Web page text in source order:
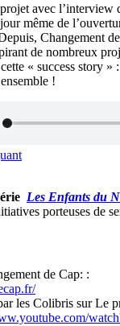
avec l’interview
même de
Changement
de nombreux
« success story
!
Les Enfants du
porteuses de
de Cap: :
les Colibris sur Le